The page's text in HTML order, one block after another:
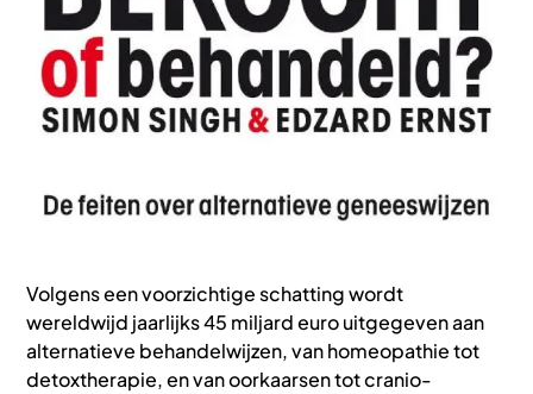
Volgens een voorzichtige schatting wordt
wereldwijd jaarlijks 45 miljard euro uitgegeven aan
alternatieve behandelwijzen, van homeopathie tot
detoxtherapie, en van oorkaarsen tot cranio-